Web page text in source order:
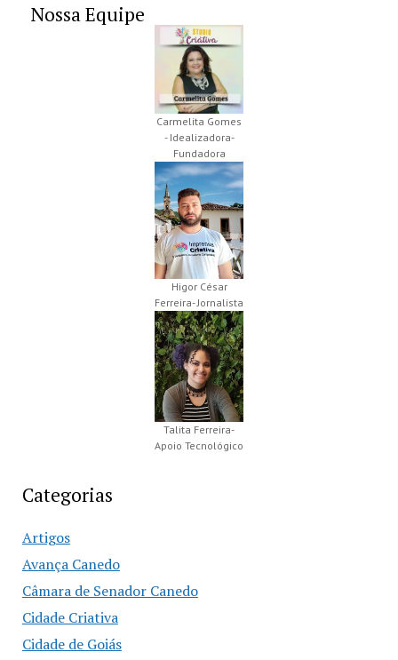
Nossa Equipe
Carmelita Gomes
- Idealizadora-
Fundadora
Higor César
Ferreira- Jornalista
Talita Ferreira-
Apoio Tecnológico
Categorias
Artigos
Avança Canedo
Câmara de Senador Canedo
Cidade Criativa
Cidade de Goiás